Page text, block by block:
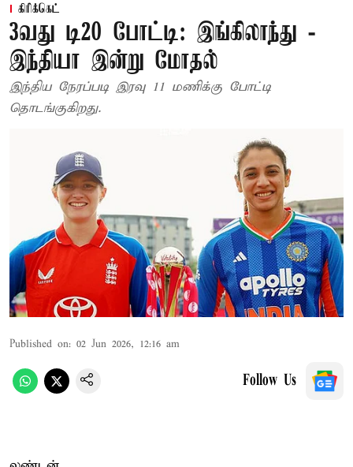
கிரிக்கெட்
3வது டி20 போட்டி: இங்கிலாந்து -
இந்தியா இன்று மோதல்
இந்திய நேரப்படி இரவு 11 மணிக்கு போட்டி
தொடங்குகிறது.
Published on: 02 Jun 2026, 12:16 am
Follow Us